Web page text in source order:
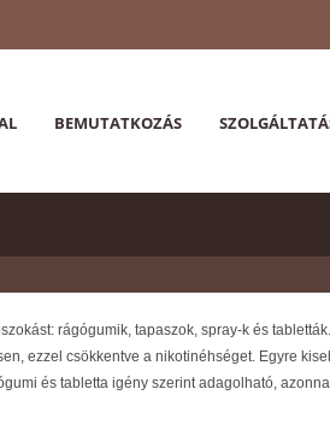
BEMUTATKOZÁS
rágógumik, tapaszok, spray-k és
ezzel csökkentve a nikotinéhséget. Egyre
és tabletta igény szerint adagolható,